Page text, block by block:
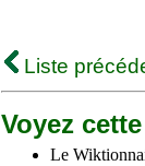
Liste
Voyez
Le